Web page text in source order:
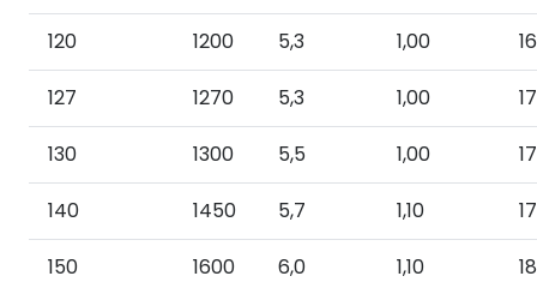
120 1200 5,3 1,00
127 1270 5,3 1,00
130 1300 5,5 1,00
140 1450 5,7 1,10
150 1600 6,0 1,10